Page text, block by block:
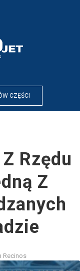
CZĘŚCI
Rzędu
Z
Recinos